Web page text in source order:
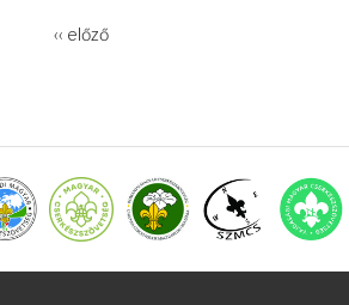
Előző
‹‹ előző